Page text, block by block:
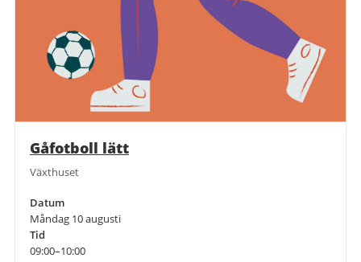
Gåfotboll lätt
Växthuset
Datum
Måndag 10 augusti
Tid
09:00–10:00